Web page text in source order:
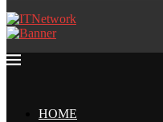
HOME